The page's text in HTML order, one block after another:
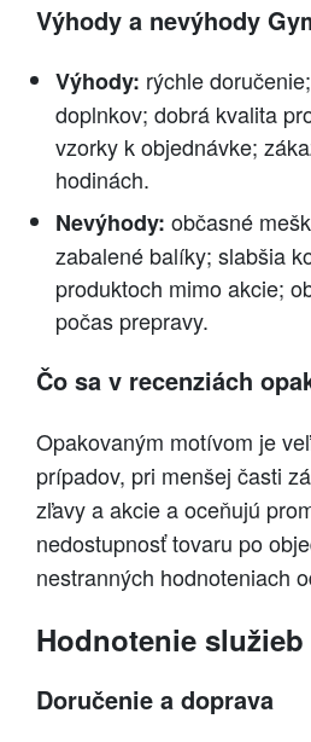
Výhody a nevýhody
Výhody: rýchle
doplnkov; dobrá kvalita
vzorky k objednávke;
hodinách.
Nevýhody: občasné
zabalené balíky; slabšia
produktoch mimo akcie;
počas prepravy.
Čo sa v recenziách
Opakovaným motívom je
prípadov, pri menšej časti
zľavy a akcie a oceňujú
nedostupnosť tovaru po
nestranných hodnoteniach
Hodnotenie
Doručenie a doprava